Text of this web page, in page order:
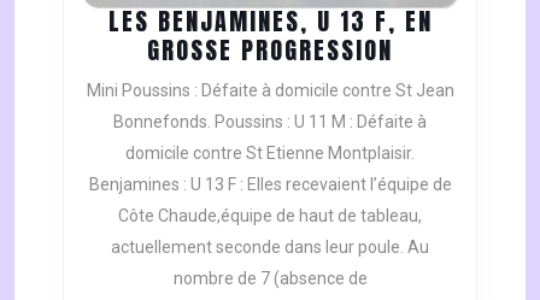
LES BENJAMINES, U 13 F, EN
GROSSE PROGRESSION
U
13
F,
EN
GROSSE
Mini Poussins : Défaite à domicile contre St Jean
Bonnefonds. Poussins : U 11 M : Défaite à
domicile contre St Etienne Montplaisir.
Benjamines : U 13 F : Elles recevaient l’équipe de
Côte Chaude,équipe de haut de tableau,
actuellement seconde dans leur poule. Au
nombre de 7 (absence de